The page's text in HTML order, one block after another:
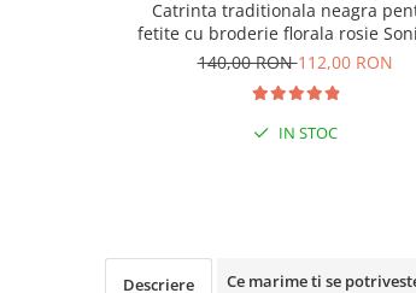
Catrinta traditionala neagra
fetite cu broderie florala rosie
140,00 RON112,00 RON
IN STOC
Descriere Ce marime ti se